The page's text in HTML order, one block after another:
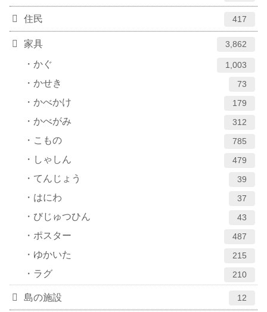
住民 417
家具 3,862
かぐ 1,003
かせき 73
かべかけ 179
かべがみ 312
こもの 785
しゃしん 479
てんじょう 39
はにわ 37
びじゅつひん 43
ポスター 487
ゆかいた 215
ラグ 210
島の施設 12